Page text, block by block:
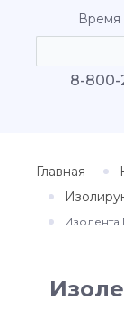
Время
8-800-
Главная
Изолента